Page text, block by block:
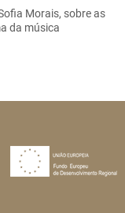
Morais, sobre as
da música